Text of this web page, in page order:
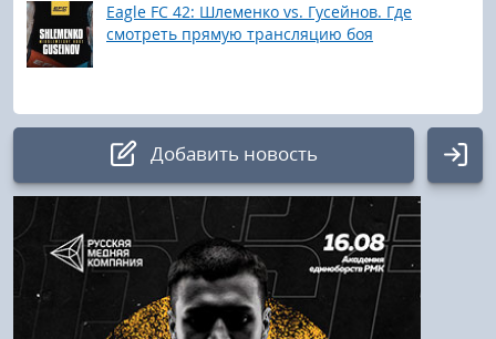
Eagle FC 42: Шлеменко vs. Гусейнов. Где
смотреть прямую трансляцию боя
Добавить новость
Авторизация
Логин: